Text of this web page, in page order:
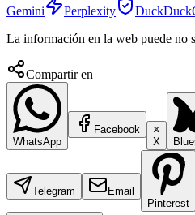
Gemini
Perplexity
La información en la web puede no
Compartir en
WhatsApp
Facebook
X
Telegram
Email
Pinterest